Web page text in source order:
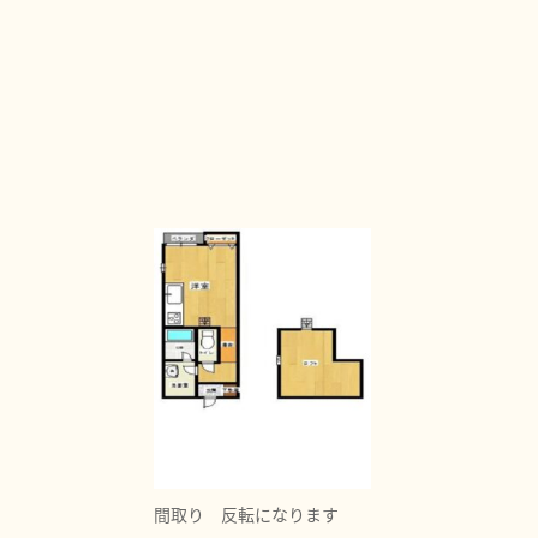
間取り 反転になります